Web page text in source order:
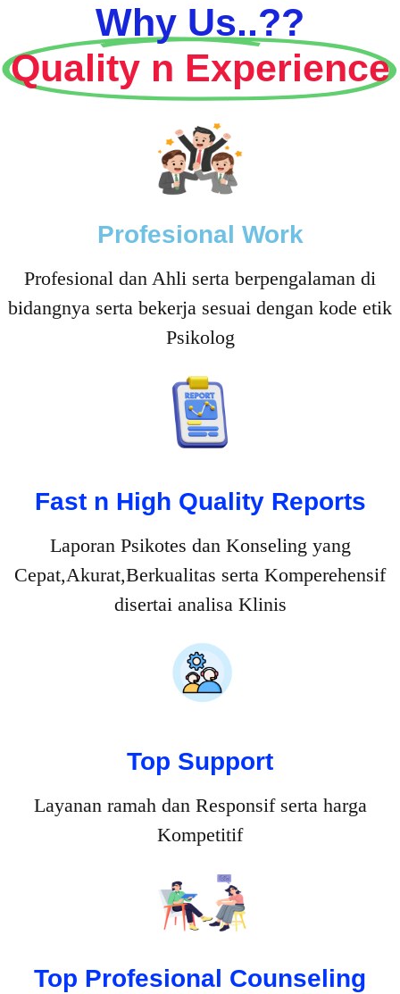
Why Us..??
Quality n Experience
Profesional Work
Profesional dan Ahli serta berpengalaman di
bidangnya serta bekerja sesuai dengan kode etik
Psikolog
Fast n High Quality Reports
Laporan Psikotes dan Konseling yang
Cepat,Akurat,Berkualitas serta Komperehensif
disertai analisa Klinis
Top Support
Layanan ramah dan Responsif serta harga
Kompetitif
Top Profesional Counseling